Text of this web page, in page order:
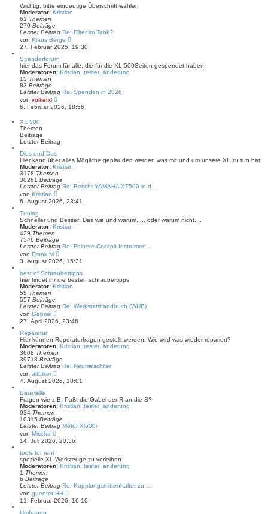
e
r
i
r
a
Wichtig, bitte eindeutige Überschrift wählen
Moderator: Kristian
61 Themen
270 Beiträge
Letzter Beitrag Re: Filter im Tank?
von Klaus Berge
e
u
s
t
B
t
27. Februar 2025, 19:30
Spenderforum
hier das Forum für alle, die für die XL 500Seiten gespendet haben
Moderatoren: Kristian
tester_änderung
15 Themen
83 Beiträge
Letzter Beitrag Re: Spenden in 2026
von volkerxl
e
u
r
i
t
r
a
g
6. Februar 2026, 18:56
XL 500
Themen
Beiträge
Letzter Beitrag
Dies und Das
Hier kann über alles Mögliche geplaudert werden was mit und um unsere XL zu tun hat
Moderator: Kristian
3178 Themen
30261 Beiträge
Letzter Beitrag Re: Bericht YAMAHA XT500 in d…
von Kristian
e
u
s
t
r
B
e
i
t
r
a
g
6. August 2026, 23:41
Tuning
Schneller und Besser! Das wie und warum..... oder warum nicht....
Moderator: Kristian
429 Themen
7546 Beiträge
Letzter Beitrag Re: Feinere Cockpit Instrumen…
von Frank M
e
u
e
s
t
B
e
t
a
g
3. August 2026, 15:31
best of Schraubertipps
hier findet ihr die besten schraubertipps
Moderator: Kristian
55 Themen
557 Beiträge
Letzter Beitrag Re: Werkstatthandbuch (WHB)
von Gabriel
e
u
s
t
e
r
B
e
i
t
a
g
27. April 2026, 23:46
Reparatur
Hier können Reperaturfragen gestellt werden. Wie wird was wieder repariert?
Moderatoren: Kristian
tester_änderung
3608 Themen
39718 Beiträge
Letzter Beitrag Re: Neutralschlter
von altbiker
e
u
s
t
r
B
e
t
a
g
4. August 2026, 18:01
Baustelle
Fragen wie z.B: Paßt die Gabel der R an die S?
Moderatoren: Kristian
tester_änderung
934 Themen
10315 Beiträge
Letzter Beitrag Motor Xl500r
von Mischa
u
s
t
B
e
i
t
14. Juli 2026, 20:56
tools for rent
spezielle XL Werkzeuge zu verleihen
Moderatoren: Kristian
tester_änderung
1 Themen
6 Beiträge
Letzter Beitrag Re: Kupplungsmittenhalter zu …
von guenter HH
u
11. Februar 2026, 16:10
Umfragen